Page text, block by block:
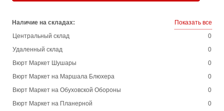
Наличие на складах:
Показать все
Центральный склад
0
Удаленный склад
0
Вюрт Маркет Шушары
0
Вюрт Маркет на Маршала Блюхера
0
Вюрт Маркет на Обуховской Обороны
0
Вюрт Маркет на Планерной
0